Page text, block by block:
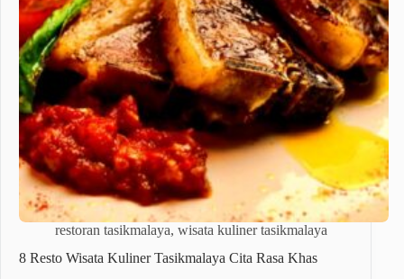
restoran tasikmalaya, wisata kuliner tasikmalaya
8 Resto Wisata Kuliner Tasikmalaya Cita Rasa Khas